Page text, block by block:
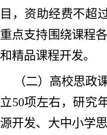
目，资助经费不超
重点支持围绕课程
和精品课程开发。
（二）高校思政
立50项左右，研究
源开发、大中小学